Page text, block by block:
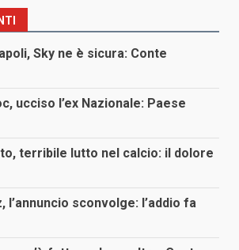
Sky ne è sicura: Conte
ucciso l’ex Nazionale: Paese
terribile lutto nel calcio: il dolore
l’annuncio sconvolge: l’addio fa